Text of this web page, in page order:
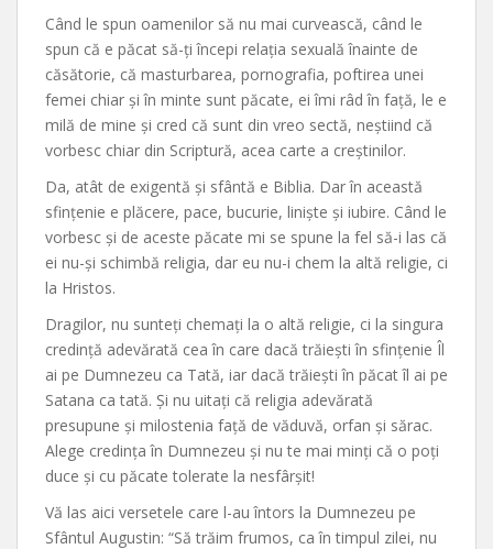
Când le spun oamenilor să nu mai curvească, când le
spun că e păcat să-ți începi relația sexuală înainte de
căsătorie, că masturbarea, pornografia, poftirea unei
femei chiar și în minte sunt păcate, ei îmi râd în față, le e
milă de mine și cred că sunt din vreo sectă, neștiind că
vorbesc chiar din Scriptură, acea carte a creștinilor.
Da, atât de exigentă și sfântă e Biblia. Dar în această
sfințenie e plăcere, pace, bucurie, liniște și iubire. Când le
vorbesc și de aceste păcate mi se spune la fel să-i las că
ei nu-și schimbă religia, dar eu nu-i chem la altă religie, ci
la Hristos.
Dragilor, nu sunteți chemați la o altă religie, ci la singura
credință adevărată cea în care dacă trăiești în sfințenie Îl
ai pe Dumnezeu ca Tată, iar dacă trăiești în păcat îl ai pe
Satana ca tată. Și nu uitați că religia adevărată
presupune și milostenia față de văduvă, orfan și sărac.
Alege credința în Dumnezeu și nu te mai minți că o poți
duce și cu păcate tolerate la nesfârșit!
Vă las aici versetele care l-au întors la Dumnezeu pe
Sfântul Augustin: “Să trăim frumos, ca în timpul zilei, nu